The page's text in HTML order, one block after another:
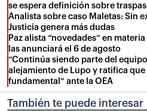
se espera definición sobre
Analista sobre caso Maletas: Sin
Justicia genera más dudas
Paz alista “novedades” en
las anunciará el 6 de agosto
“Continúa siendo parte del
alejamiento de Lupo y ratifica que
fundamental” ante la OEA
También te puede interesar